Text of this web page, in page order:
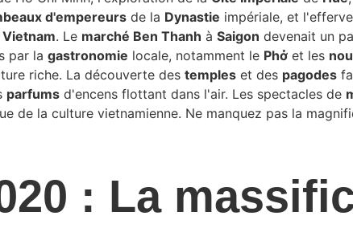
d'empereurs de la Dynastie impériale, et
Vietnam. Le marché Ben Thanh à Saigon devenait un
par la gastronomie locale, notamment le Phở et les
riche. La découverte des temples et des pagodes
parfums d'encens flottant dans l'air. Les spectacles de
de la culture vietnamienne. Ne manquez pas la
: La